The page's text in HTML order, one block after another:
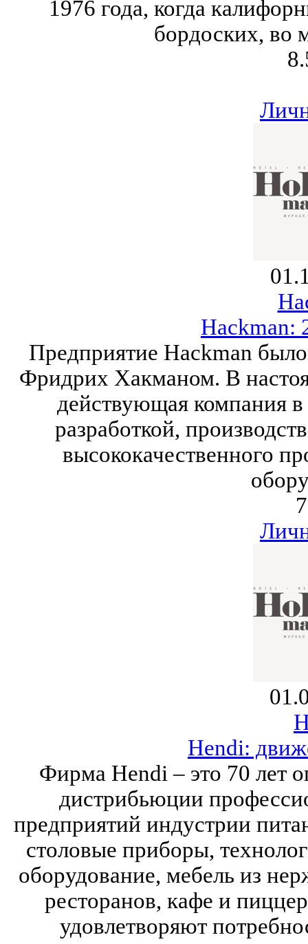
1976 года, когда
бордоских, во
Hackman:
Предприятие Hackman
Фридрих Хакманом. В
действующая компания
разработкой,
высококачественного
Hendi:
Фирма Hendi – это 70 лет
дистрибьюции
предприятий индустрии
столовые приборы,
оборудование, мебель из
ресторанов, кафе и
удовлетворяют